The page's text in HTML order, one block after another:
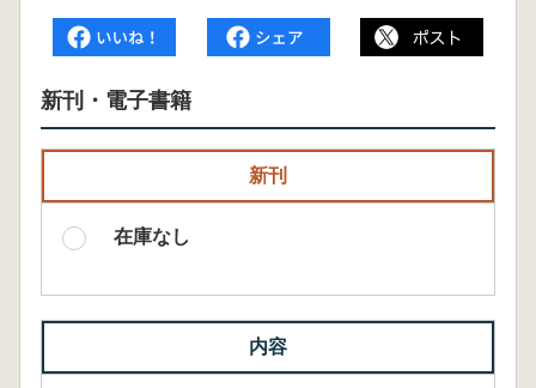
新刊・電子書籍
新刊
在庫なし
内容